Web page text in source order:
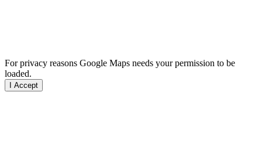
For privacy reasons Google Maps needs your permission to be
loaded.
I Accept